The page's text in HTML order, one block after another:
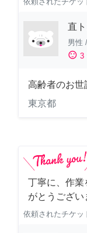
直
男性 /
sentiment_satisfied 3
高齢者のお世
東京都
丁寧に、作業
がとうござい
依頼されたチケッ